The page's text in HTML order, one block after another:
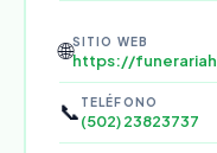
🌐SITIO WEB
https://
📞 TELÉFONO
(502) 23823737